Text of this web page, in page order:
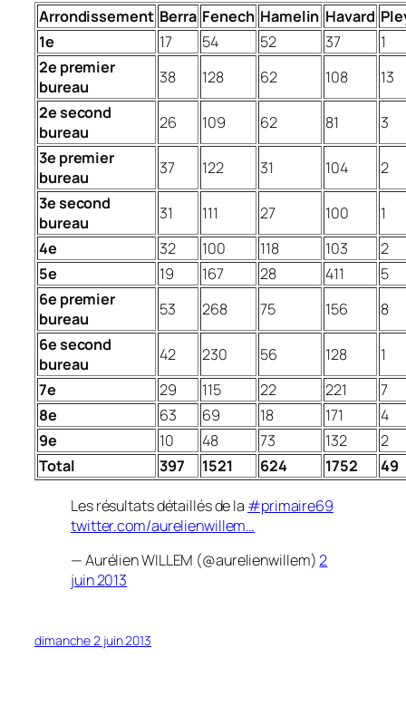
Arrondissement Berra Fenech Hamelin Havard
1e
17 54 52 37
1
2e premier
bureau
38 128 62 108
13
2e second
bureau
26 109 62 81
3
3e premier
bureau
37 122 31 104
2
3e second
bureau
31 111 27 100
1
4e
32 100 118 103
2
5e
19 167 28 411
5
6e premier
bureau
53 268 75 156
8
6e second
bureau
42 230 56 128
1
7e
29 115 22 221
7
8e
63 69 18 171
4
9e
10 48 73 132
2
Total
397 1521 624 1752
49
Les résultats détaillés de la #primaire69
twitter.com/aurelienwillem…
— Aurélien WILLEM (@aurelienwillem)2
juin 2013
dimanche 2 juin 2013